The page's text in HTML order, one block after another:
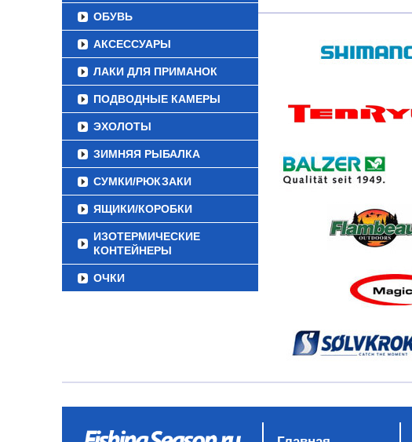
ОБУВЬ
АКСЕССУАРЫ
ЛАКИ ДЛЯ ПРИМАНОК
ПОДВОДНЫЕ КАМЕРЫ
ЭХОЛОТЫ
ЗИМНЯЯ РЫБАЛКА
СУМКИ/РЮКЗАКИ
ЯЩИКИ/КОРОБКИ
ИЗОТЕРМИЧЕСКИЕ
КОНТЕЙНЕРЫ
ОЧКИ